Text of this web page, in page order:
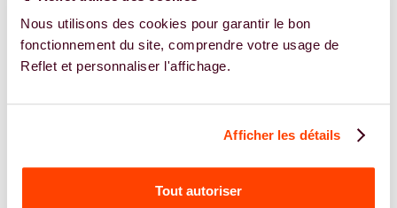
Nous utilisons des cookies pour garantir le bon
fonctionnement du site, comprendre votre usage de
Reflet et personnaliser l'affichage.
Afficher les détails
Tout autoriser
Vous êtes Sage Femme expert.e.s en